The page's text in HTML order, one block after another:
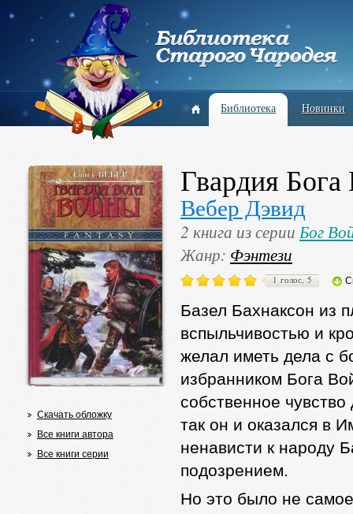
Библиотека Новинки
Скачать обложку
Все книги автора
Все книги серии
Гвардия
Вебер Дэвид
2 книга из серииБог
Жанр: Фэнтези
1 голос, 5
Базел Бахнаксон из
вспыльчивостью и
желал иметь дела с
избранником Бога
собственное
так он и оказался в
ненависти к народу
подозрением.
Но это было не